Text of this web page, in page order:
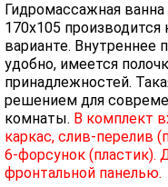
Гидромассажная
170х105
варианте. Внутреннее
удобно, имеется
принадлежностей.
решением для
комнаты. В комплект
каркас, слив-перелив
6-форсунок (пластик).
фронтальной панелью.